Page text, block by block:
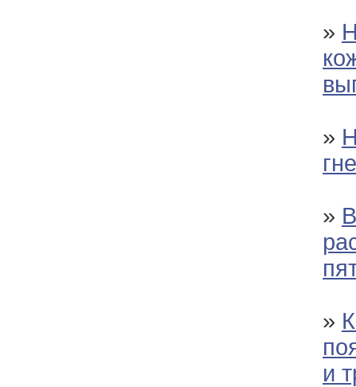
»
»
»
»
и